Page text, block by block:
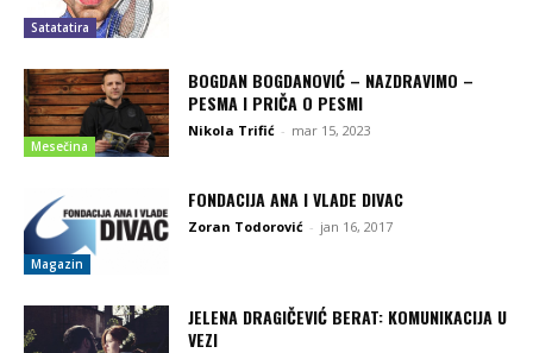
Satatatira
Mesečina
BOGDAN BOGDANOVIĆ – NAZDRAVIMO –
PESMA I PRIČA O PESMI
Nikola Trifić - mar 15, 2023
Magazin
FONDACIJA ANA I VLADE DIVAC
Zoran Todorović - jan 16, 2017
JELENA DRAGIČEVIĆ BERAT: KOMUNIKACIJA U
VEZI